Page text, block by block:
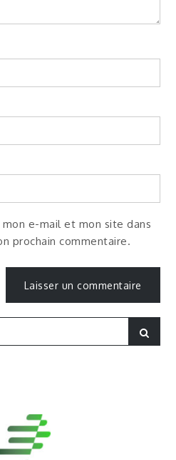
e-mail et mon site dans
prochain commentaire.